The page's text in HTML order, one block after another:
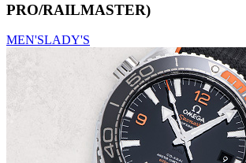
PRO/RAILMASTER)
MEN'SLADY'S